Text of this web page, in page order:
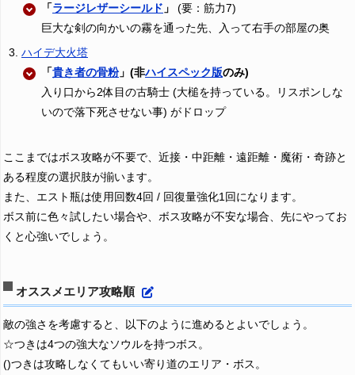
「ラージレザーシールド 」
(要：筋力7)
巨大な剣の向かいの霧を通った先、入って右手の部屋の奥
ハイデ大火塔
「貴き者の骨粉」(非ハイスペック版のみ)
入り口から2体目の古騎士 (大槌を持っている。リスポンしな
いので落下死させない事) がドロップ
ここまではボス攻略が不要で、近接・中距離・遠距離・魔術・奇跡と
ある程度の選択肢が揃います。
また、エスト瓶は使用回数4回 / 回復量強化1回になります。
ボス前に色々試したい場合や、ボス攻略が不安な場合、先にやってお
くと心強いでしょう。
オススメエリア攻略順
敵の強さを考慮すると、以下のように進めるとよいでしょう。
☆つきは4つの強大なソウルを持つボス。
()つきは攻略しなくてもいい寄り道のエリア・ボス。